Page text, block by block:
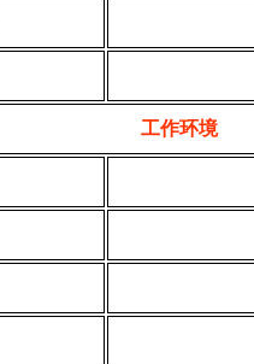
工作环境